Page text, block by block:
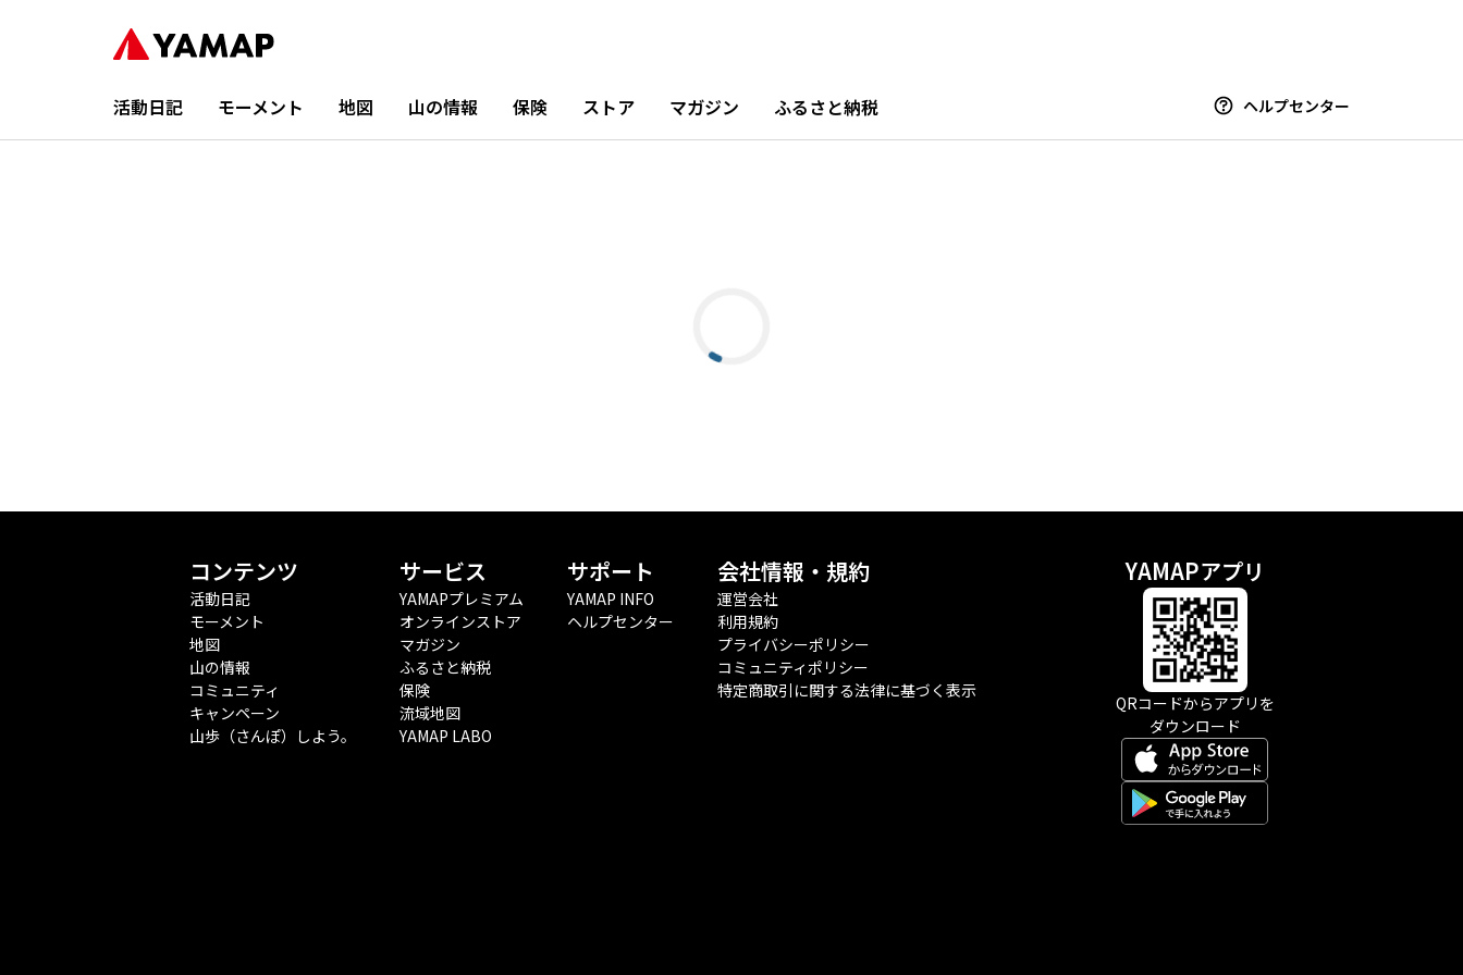
活動日記 モーメント 地図 山の情報 保険 ストア マガジン ふるさと納税 ヘルプセンター
コンテンツ
活動日記
モーメント
地図
山の情報
コミュニティ
キャンペーン
山歩（さんぽ）しよう。
サービス
YAMAPプレミアム
オンラインストア
マガジン
ふるさと納税
保険
流域地図
YAMAP LABO
サポート
YAMAP INFO
ヘルプセンター
会社情報・規約
運営会社
利用規約
プライバシーポリシー
コミュニティポリシー
特定商取引に関する法律に基づく表示
YAMAPアプリ
QRコードからアプリを
ダウンロード